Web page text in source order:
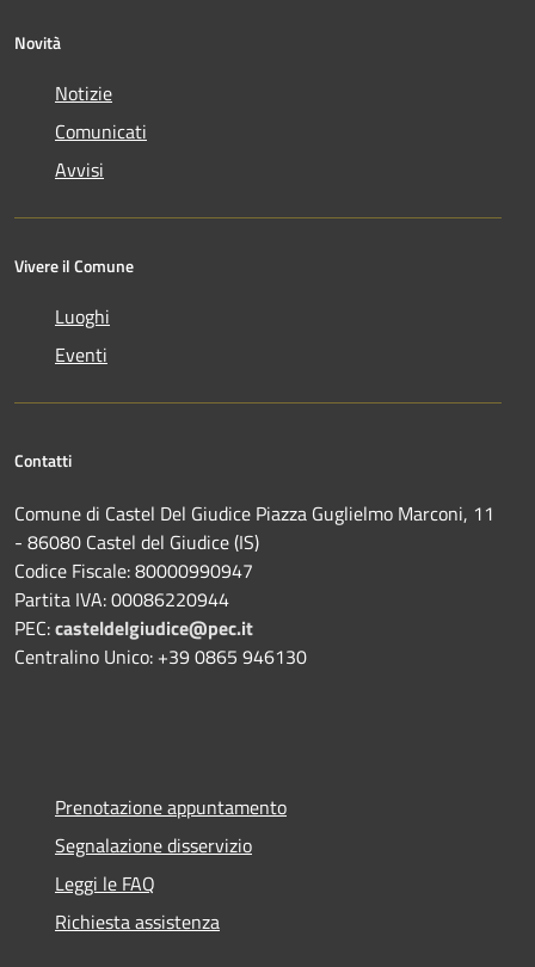
Novità
Notizie
Comunicati
Avvisi
Vivere il Comune
Luoghi
Eventi
Contatti
Comune di Castel Del Giudice Piazza Guglielmo Marconi, 11
- 86080 Castel del Giudice (IS)
Codice Fiscale: 80000990947
Partita IVA: 00086220944
PEC:casteldelgiudice@pec.it
Centralino Unico: +39 0865 946130
Prenotazione appuntamento
Segnalazione disservizio
Leggi le FAQ
Richiesta assistenza